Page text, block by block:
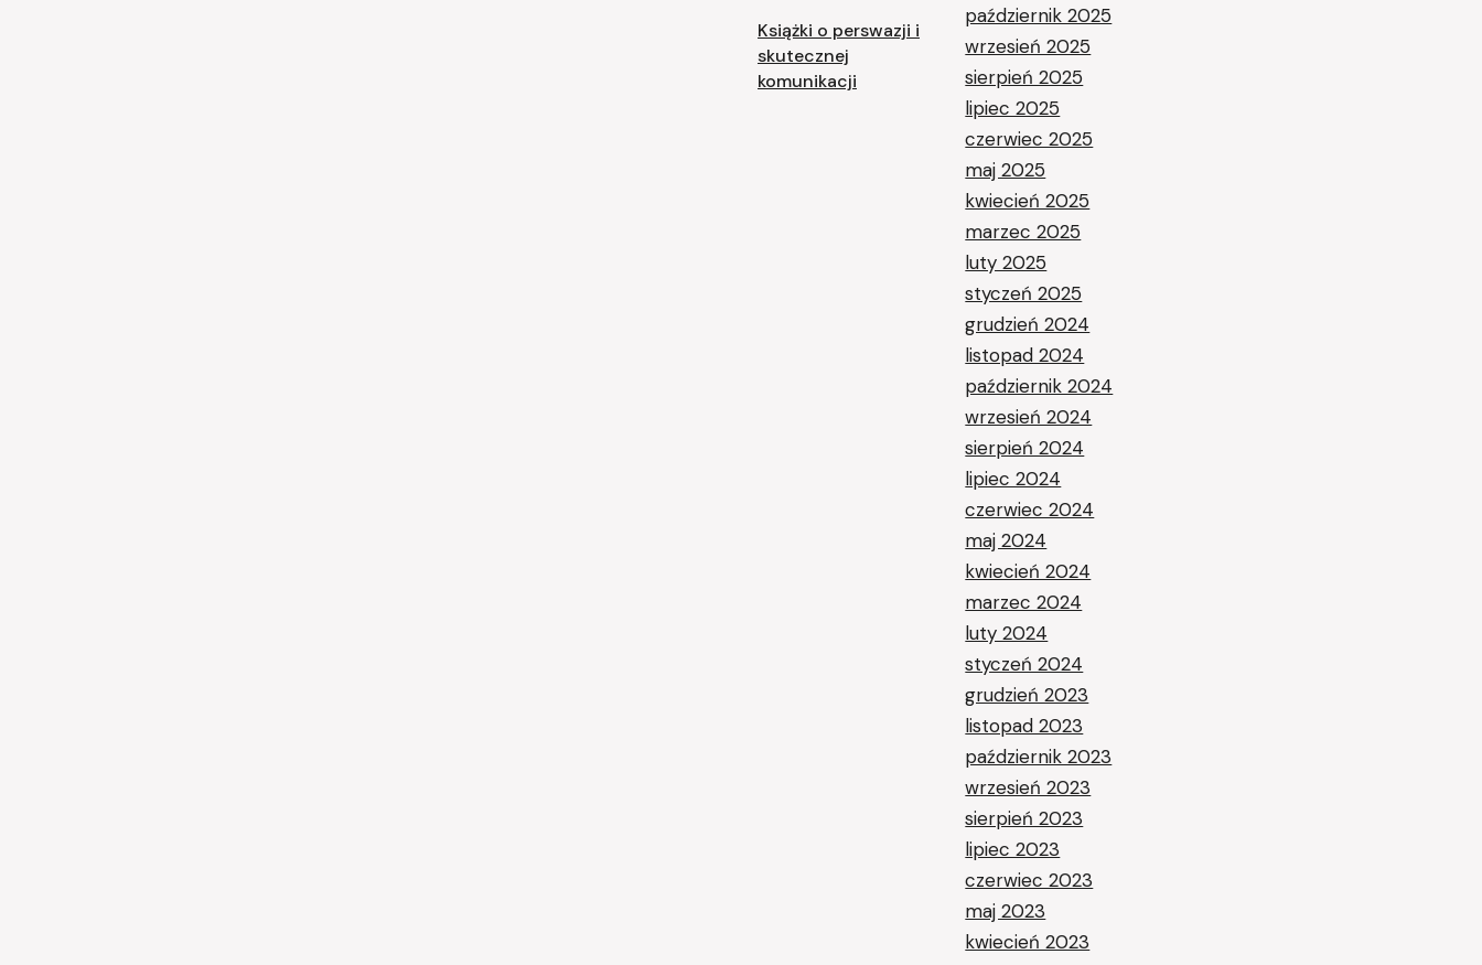
Książki o perswazji i
skutecznej
komunikacji
październik 2025
wrzesień 2025
sierpień 2025
lipiec 2025
czerwiec 2025
maj 2025
kwiecień 2025
marzec 2025
luty 2025
styczeń 2025
grudzień 2024
listopad 2024
październik 2024
wrzesień 2024
sierpień 2024
lipiec 2024
czerwiec 2024
maj 2024
kwiecień 2024
marzec 2024
luty 2024
styczeń 2024
grudzień 2023
listopad 2023
październik 2023
wrzesień 2023
sierpień 2023
lipiec 2023
czerwiec 2023
maj 2023
kwiecień 2023